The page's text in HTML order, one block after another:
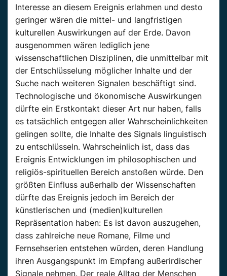
Interesse an diesem Ereignis erlahmen und desto
geringer wären die mittel- und langfristigen
kulturellen Auswirkungen auf der Erde. Davon
ausgenommen wären lediglich jene
wissenschaftlichen Disziplinen, die unmittelbar mit
der Entschlüsselung möglicher Inhalte und der
Suche nach weiteren Signalen beschäftigt sind.
Technologische und ökonomische Auswirkungen
dürfte ein Erstkontakt dieser Art nur haben, falls
es tatsächlich entgegen aller Wahrscheinlichkeiten
gelingen sollte, die Inhalte des Signals linguistisch
zu entschlüsseln. Wahrscheinlich ist, dass das
Ereignis Entwicklungen im philosophischen und
religiös-spirituellen Bereich anstoßen würde. Den
größten Einfluss außerhalb der Wissenschaften
dürfte das Ereignis jedoch im Bereich der
künstlerischen und (medien)kulturellen
Repräsentation haben: Es ist davon auszugehen,
dass zahlreiche neue Romane, Filme und
Fernsehserien entstehen würden, deren Handlung
ihren Ausgangspunkt im Empfang außerirdischer
Signale nehmen. Der reale Alltag der Menschen